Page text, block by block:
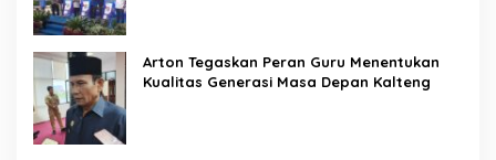
Arton Tegaskan Peran Guru Menentukan
Kualitas Generasi Masa Depan Kalteng